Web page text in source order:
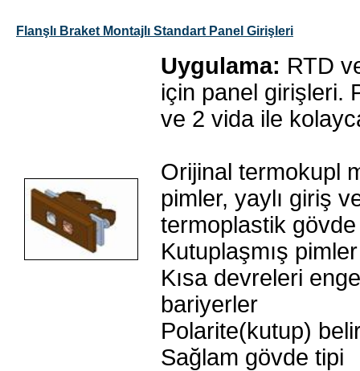
Flanşlı Braket Montajlı Standart Panel Girişleri
Uygulama: RTD
için panel girişleri.
ve 2 vida ile
Orijinal termokupl
pimler, yaylı giriş
termoplastik gövde
Kutuplaşmış pimler
Kısa devreleri
bariyerler
Polarite(kutup)
Sağlam gövde tipi